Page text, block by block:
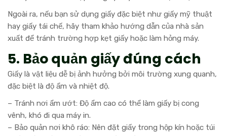
Ngoài ra, nếu bạn sử dụng giấy đặc biệt như giấy mỹ thuật
hay giấy tái chế, hãy tham khảo hướng dẫn của nhà sản
xuất để tránh trường hợp kẹt giấy hoặc làm hỏng máy.
5. Bảo quản giấy đúng cách
Giấy là vật liệu dễ bị ảnh hưởng bởi môi trường xung quanh,
đặc biệt là độ ẩm và nhiệt độ.
– Tránh nơi ẩm ướt: Độ ẩm cao có thể làm giấy bị cong
vênh, khó đi qua máy in.
– Bảo quản nơi khô ráo: Nên đặt giấy trong hộp kín hoặc túi